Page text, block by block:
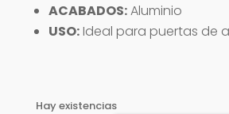
ACABADOS:Aluminio
USO:Ideal para puertas de
Hay existencias